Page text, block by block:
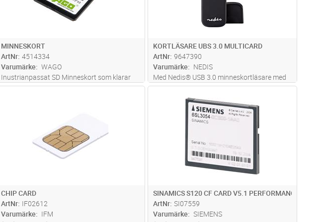
MINNESKORT
ArtNr 4514334
Varumärke
WAGO
Inustrianpassat SD Minneskort som klarar
många skrivningar. 2GB, drifttempertarur -40
KORTLÄSARE UBS 3.0 MULTICARD
ArtNr 9647390
Varumärke
NEDIS
Med Nedis® USB 3.0 minneskortläsare med
flera kort kan du säkerhetskopiera värdefulla
foton, musik, video och andra data från alla
dina enheter. Den är kompatibel med sju olika
typer av minneskort...läs mer
CHIP CARD
ArtNr IF02612
Varumärke
IFM
ST
SINAMICS S120 CF CARD V5.1 PERFORMANCE
ArtNr SI07559
Varumärke
SIEMENS